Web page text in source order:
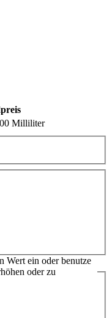
Milliliter
Wert ein oder benutze
oder zu